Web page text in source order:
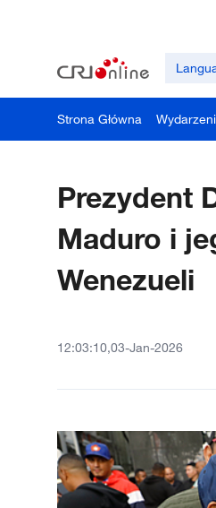
Strona Główna
Prezydent
Maduro i
Wenezueli
12:03:10,03-Jan-2026